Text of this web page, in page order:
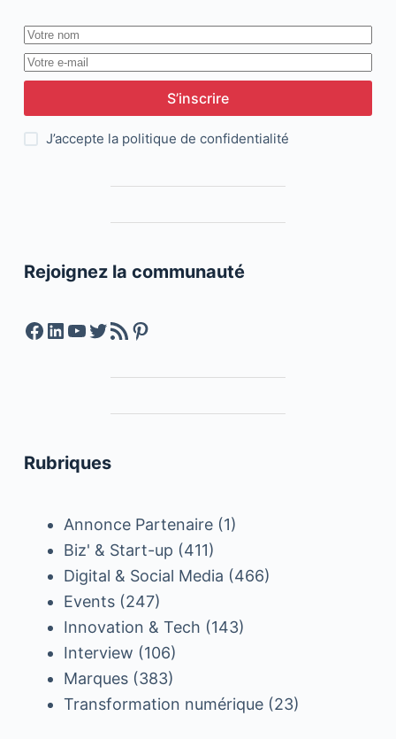
S’inscrire
J’accepte la politique de confidentialité
Rejoignez la communauté
Facebook
LinkedIn
YouTube
Twitter
Feed RSSPinterest
Rubriques
Annonce Partenaire(1)
Biz' & Start-up (411)
Digital & Social Media (466)
Events(247)
Innovation & Tech (143)
Interview (106)
Marques(383)
Transformation numérique(23)